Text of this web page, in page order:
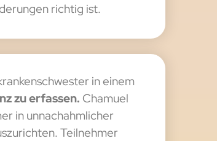
richtig ist.
in einem
zu erfassen. Chamuel
in unnachahmlicher
Teilnehmer